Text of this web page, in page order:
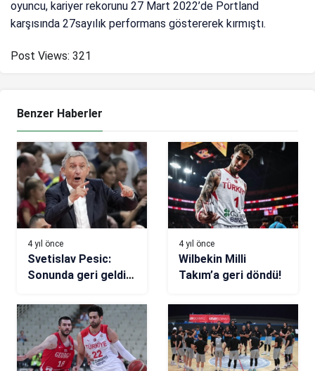
oyuncu, kariyer rekorunu 27 Mart 2022’de Portland
karşısında 27sayılık performans göstererek kırmıştı.
Post Views: 321
Benzer Haberler
4 yıl önce
Svetislav Pesic:
Sonunda geri geldik
4 yıl önce
Wilbekin Milli
Takım’a geri döndü!